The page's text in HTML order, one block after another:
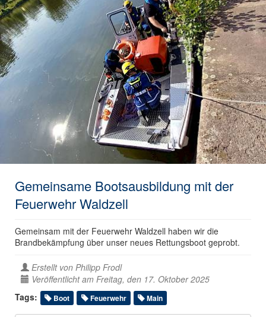
Gemeinsame Bootsausbildung mit der
Feuerwehr Waldzell
Gemeinsam mit der Feuerwehr Waldzell haben wir die
Brandbekämpfung über unser neues Rettungsboot geprobt.
Erstellt von Philipp Frodl
Veröffentlicht am Freitag, den 17. Oktober 2025
Tags:
Boot Feuerwehr Main